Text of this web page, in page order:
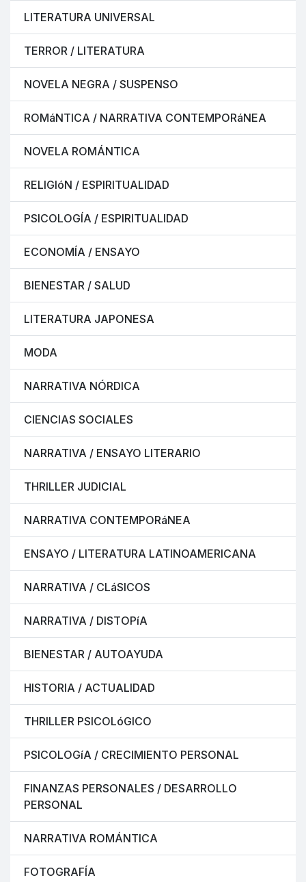
LITERATURA UNIVERSAL
TERROR / LITERATURA
NOVELA NEGRA / SUSPENSO
ROMáNTICA / NARRATIVA CONTEMPORáNEA
NOVELA ROMÁNTICA
RELIGIóN / ESPIRITUALIDAD
PSICOLOGÍA / ESPIRITUALIDAD
ECONOMÍA / ENSAYO
BIENESTAR / SALUD
LITERATURA JAPONESA
MODA
NARRATIVA NÓRDICA
CIENCIAS SOCIALES
NARRATIVA / ENSAYO LITERARIO
THRILLER JUDICIAL
NARRATIVA CONTEMPORáNEA
ENSAYO / LITERATURA LATINOAMERICANA
NARRATIVA / CLáSICOS
NARRATIVA / DISTOPíA
BIENESTAR / AUTOAYUDA
HISTORIA / ACTUALIDAD
THRILLER PSICOLóGICO
PSICOLOGíA / CRECIMIENTO PERSONAL
FINANZAS PERSONALES / DESARROLLO
PERSONAL
NARRATIVA ROMÁNTICA
FOTOGRAFÍA